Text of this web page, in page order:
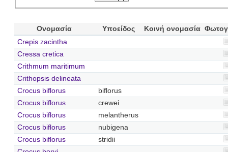
Ονομασία Υποείδος Κοινή ονομασία
Crepis zacintha
Cressa cretica
Crithmum maritimum
Crithopsis delineata
Crocus biflorus
biflorus
Crocus biflorus
crewei
Crocus biflorus
melantherus
Crocus biflorus
nubigena
Crocus biflorus
stridii